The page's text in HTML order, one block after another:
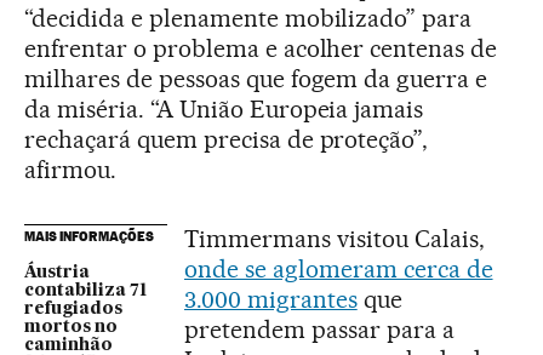
“decidida e plenamente mobilizado” para
enfrentar o problema e acolher centenas de
milhares de pessoas que fogem da guerra e
da miséria. “A União Europeia jamais
rechaçará quem precisa de proteção”,
afirmou.
MAIS INFORMAÇÕES
Áustria
contabiliza 71
refugiados
mortos no
caminhão
Timmermans visitou Calais,
onde se aglomeram cerca de
3.000 migrantesque
pretendem passar para a